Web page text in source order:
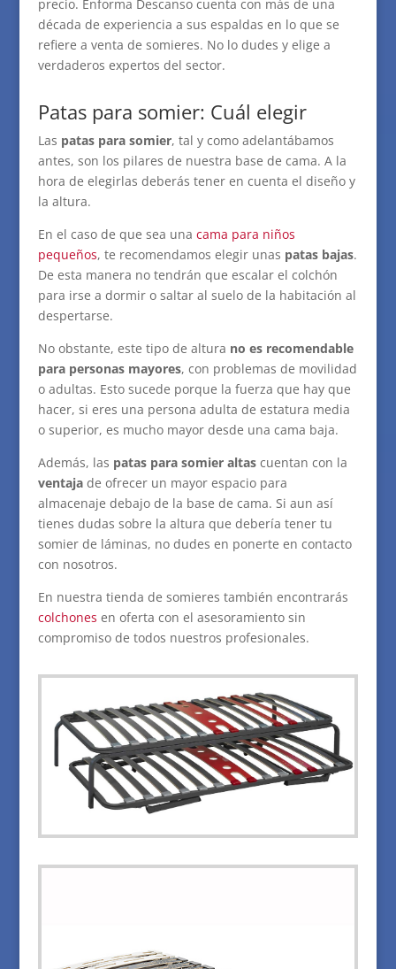
precio. Enforma Descanso cuenta con más de una
década de experiencia a sus espaldas en lo que se
refiere a venta de somieres. No lo dudes y elige a
verdaderos expertos del sector.
Patas para somier: Cuál elegir
Las patas para somier, tal y como adelantábamos
antes, son los pilares de nuestra base de cama. A la
hora de elegirlas deberás tener en cuenta el diseño y
la altura.
En el caso de que sea una cama para niños
pequeños, te recomendamos elegir unas patas bajas.
De esta manera no tendrán que escalar el colchón
para irse a dormir o saltar al suelo de la habitación al
despertarse.
No obstante, este tipo de altura no es recomendable
para personas mayores, con problemas de movilidad
o adultas. Esto sucede porque la fuerza que hay que
hacer, si eres una persona adulta de estatura media
o superior, es mucho mayor desde una cama baja.
Además, las patas para somier altascuentan con la
ventajade ofrecer un mayor espacio para
almacenaje debajo de la base de cama. Si aun así
tienes dudas sobre la altura que debería tener tu
somier de láminas, no dudes en ponerte en contacto
con nosotros.
En nuestra tienda de somieres también encontrarás
colchones en oferta con el asesoramiento sin
compromiso de todos nuestros profesionales.